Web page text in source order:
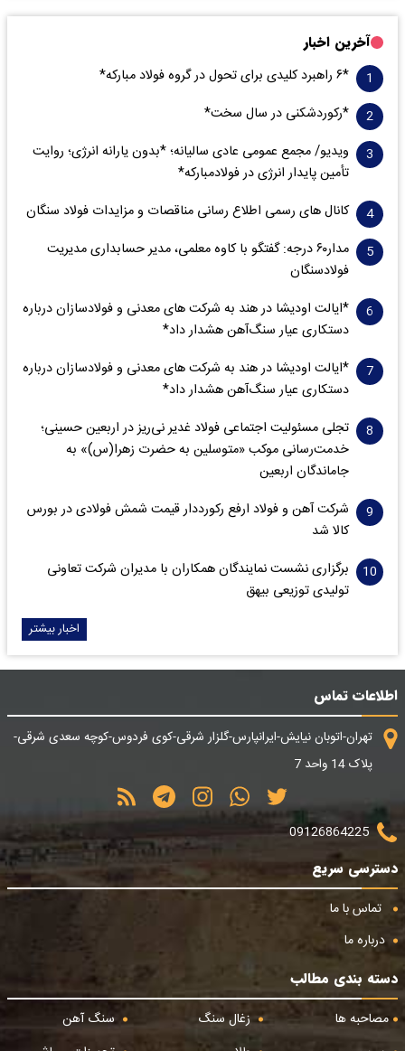
آخرین اخبار
*۶ راهبرد کلیدی برای تحول در گروه فولاد مبارکه*
*رکوردشکنی در سال سخت*
ویدیو/ مجمع عمومی عادی سالیانه؛ *بدون یارانه انرژی؛ روایت
تأمین پایدار انرژی در فولادمبارکه*
کانال های رسمی اطلاع رسانی مناقصات و مزایدات فولاد سنگان
مدار‌۶٠ درجه: گفتگو با کاوه معلمی، مدیر حسابداری مدیریت
فولادسنگان
*ایالت اودیشا در هند به شرکت های معدنی و فولادسازان درباره
دستکاری عیار سنگ‌آهن هشدار داد*
*ایالت اودیشا در هند به شرکت های معدنی و فولادسازان درباره
دستکاری عیار سنگ‌آهن هشدار داد*
تجلی مسئولیت اجتماعی فولاد غدیر نی‌ریز در اربعین حسینی؛
خدمت‌رسانی موکب «متوسلین به حضرت زهرا(س)» به
جاماندگان اربعین
شرکت آهن و فولاد ارفع رکورددار قیمت شمش فولادی در بورس
کالا شد
برگزاری نشست نمایندگان همکاران با مدیران شرکت تعاونی
تولیدی توزیعی بیهق
اخبار بیشتر
اطلاعات تماس
تهران-اتوبان نیایش-ایرانپارس-گلزار شرقی-کوی فردوس-کوچه سعدی شرقی-
پلاک 14 واحد 7
09126864225
دسترسی سریع
تماس با ما
درباره ما
دسته بندی مطالب
مصاحبه ها
زغال سنگ
سنگ آهن